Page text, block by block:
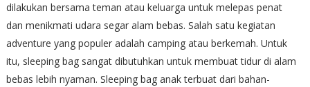
dilakukan bersama teman atau keluarga untuk melepas penat
dan menikmati udara segar alam bebas. Salah satu kegiatan
adventure yang populer adalah camping atau berkemah. Untuk
itu, sleeping bag sangat dibutuhkan untuk membuat tidur di alam
bebas lebih nyaman. Sleeping bag anak terbuat dari bahan-